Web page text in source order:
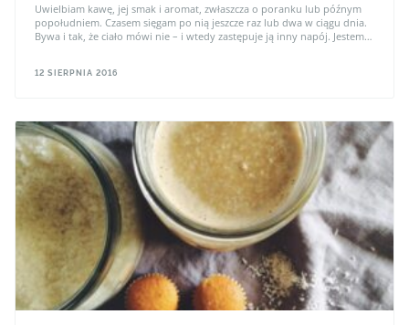
Uwielbiam kawę, jej smak i aromat, zwłaszcza o poranku lub późnym
popołudniem. Czasem sięgam po nią jeszcze raz lub dwa w ciągu dnia.
Bywa i tak, że ciało mówi nie – i wtedy zastępuje ją inny napój. Jestem
jednak, że intensywnie pracując głosem nie mogę sobie pozwolić na
12 SIERPNIA 2016